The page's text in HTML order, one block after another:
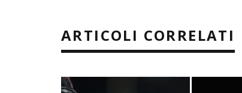
ARTICOLI CORRELATI